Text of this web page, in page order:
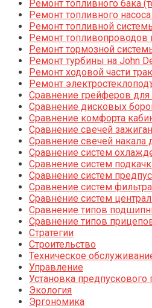
Ремонт топливного бака
Ремонт топливного
Ремонт топливной
Ремонт топливопроводов
Ремонт тормозной
Ремонт турбины на John
Ремонт ходовой части
Ремонт
Сравнение грейферов для
Сравнение дисковых
Сравнение комфорта
Сравнение свечей
Сравнение свечей накала
Сравнение систем
Сравнение систем
Сравнение систем
Сравнение систем
Сравнение систем
Сравнение типов
Сравнение типов
Стратегии
Строительство
Техническое
Управление
Установка предпускового
Экология
Эргономика